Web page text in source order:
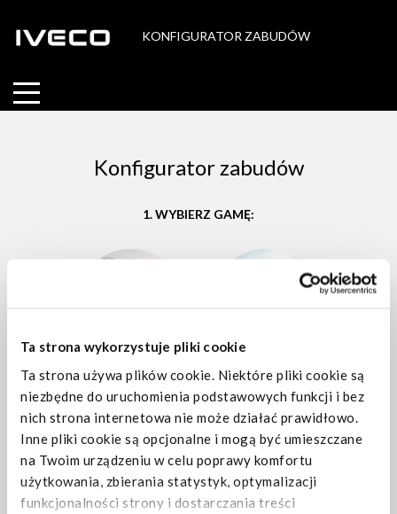
Ta strona wykorzystuje pliki cookie
Ta strona używa plików cookie. Niektóre pliki cookie są
niezbędne do uruchomienia podstawowych funkcji i bez
nich strona internetowa nie może działać prawidłowo.
Inne pliki cookie są opcjonalne i mogą być umieszczane
na Twoim urządzeniu w celu poprawy komfortu
użytkowania, zbierania statystyk, optymalizacji
funkcjonalności strony i dostarczania treści
KONFIGURATOR ZABUDÓW
Konfigurator zabudów
1. WYBIERZ GAMĘ: